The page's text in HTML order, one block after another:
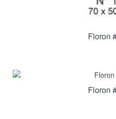
Floron
Floron